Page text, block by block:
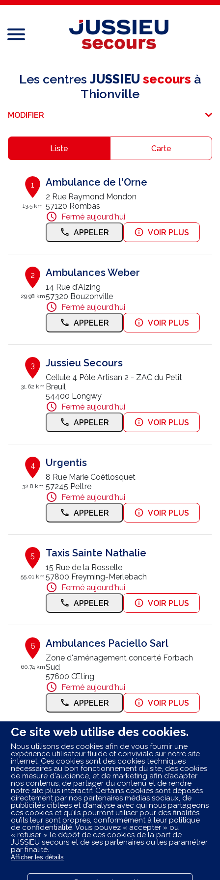
Ce site web utilise des cookies.
Nous utilisons des cookies afin de vous fournir une
expérience utilisateur fluide et conviviale sur notre site
internet. Ces cookies sont des cookies techniques
nécessaires au bon fonctionnement du site, des cookies
de mesure d'audience, et de marketing afin d’adapter
nos contenus, de partager du contenu et de rendre
notre site plus interactif. Certains cookies sont déposés
directement par nos partenaires médias sociaux, de
publicités ciblées et d’analyse avec qui nous partageons
ces cookies et qu’ils pourront utiliser pour des finalités
qu’ils leur sont propres, conformément à leur politique
de confidentialité. Vous pouvez « accepter » ou
« refuser » le dépôt de ces cookies de la part de
JUSSIEU secours et de ses partenaires ou les paramétrer
par finalité.
Afficher les détails
Menu
Réseau national
Services aux professionnels
E-paiement
Une question ?
Nous contacter
Trouver un centre JUSSIEU
Les centres JUSSIEU secours à
Thionville
MODIFIER
Liste Carte
1
13.5 km
Ambulance de l'Orne
2 Rue Raymond Mondon
57120 Rombas
Fermé aujourd'hui
APPELER
VOIR PLUS
2
29.98 km
Ambulances Weber
14 Rue d'Alzing
57320 Bouzonville
Fermé aujourd'hui
APPELER
VOIR PLUS
3
31.62 km
Jussieu Secours
Cellule 4 Pôle Artisan 2 - ZAC du Petit
Breuil
54400 Longwy
Fermé aujourd'hui
APPELER
VOIR PLUS
4
32.8 km
Urgentis
8 Rue Marie Coëtlosquet
57245 Peltre
Fermé aujourd'hui
APPELER
VOIR PLUS
5
55.01 km
Taxis Sainte Nathalie
15 Rue de la Rosselle
57800 Freyming-Merlebach
Fermé aujourd'hui
APPELER
VOIR PLUS
6
60.74 km
Ambulances Paciello Sarl
Zone d'aménagement concerté Forbach
Sud
57600 Œting
Fermé aujourd'hui
APPELER
VOIR PLUS
7
60.75 km
Ambulances 2001
Rue de Forbach
57600 Œting
Fermé aujourd'hui
APPELER
VOIR PLUS
Les centres ambulancierJUSSIEU secoursdans les
villes à proximité
Trouvez votre centre JUSSIEU secours